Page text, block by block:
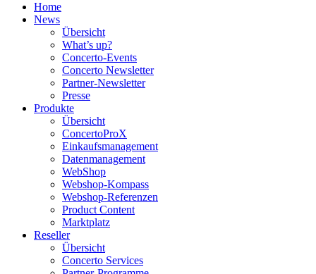
Home
News
Übersicht
What’s up?
Concerto-Events
Concerto Newsletter
Partner-Newsletter
Presse
Produkte
Übersicht
ConcertoProX
Einkaufsmanagement
Datenmanagement
WebShop
Webshop-Kompass
Webshop-Referenzen
Product Content
Marktplatz
Reseller
Übersicht
Concerto Services